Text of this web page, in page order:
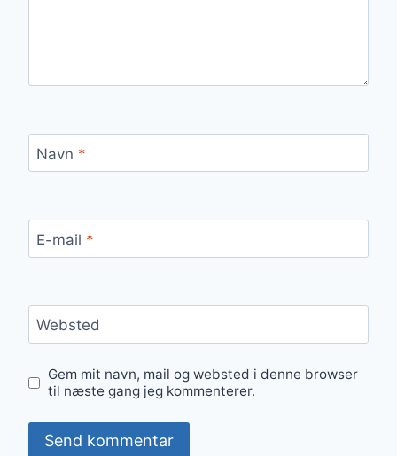
Navn *
E-mail *
Websted
Gem mit navn, mail og websted i denne browser
til næste gang jeg kommenterer.